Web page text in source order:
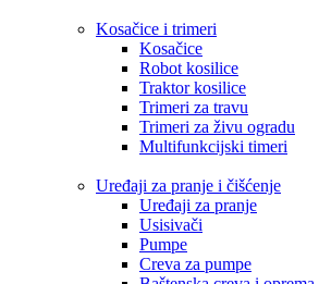
Kosačice i trimeri
Kosačice
Robot kosilice
Traktor kosilice
Trimeri za travu
Trimeri za živu ogradu
Multifunkcijski timeri
Uređaji za pranje i čišćenje
Uređaji za pranje
Usisivači
Pumpe
Creva za pumpe